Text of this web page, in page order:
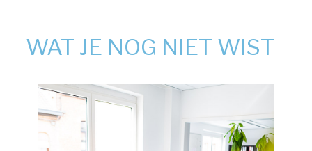
WAT JE NOG NIET WIST